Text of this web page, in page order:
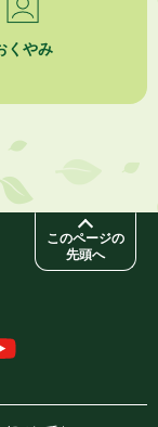
くやみ
このページの
先頭へ